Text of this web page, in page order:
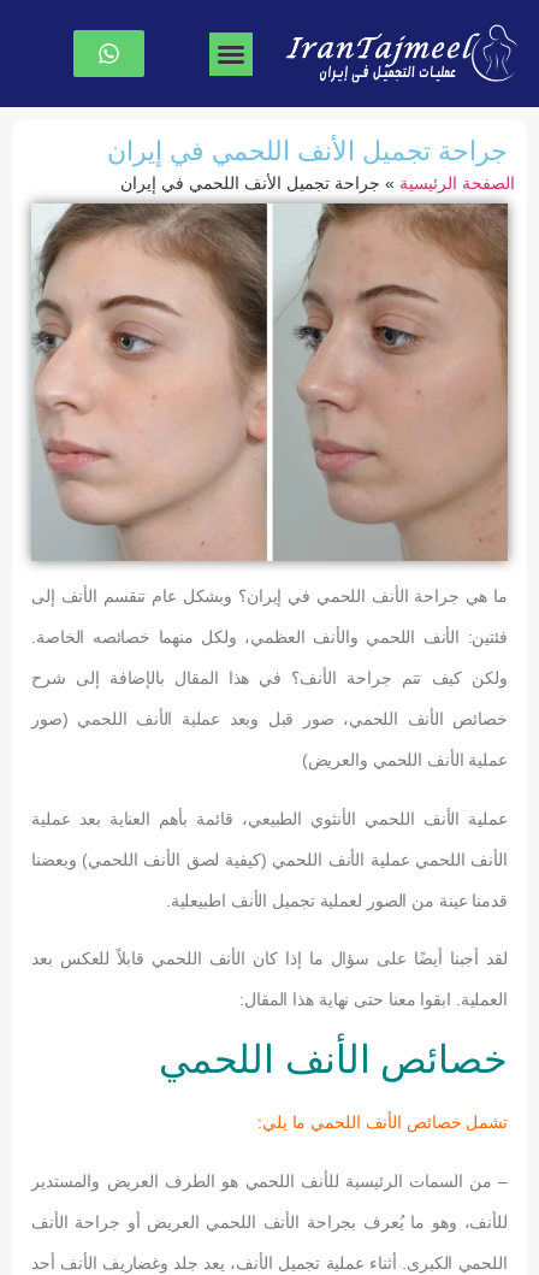
جراحة تجميل الأنف اللحمي في إيران
الصفحة الرئیسیة» جراحة تجميل الأنف اللحمي في إيران
ما هي جراحة الأنف اللحمي في إيران؟ وبشكل عام تنقسم الأنف إلى
فئتين: الأنف اللحمي والأنف العظمي، ولكل منهما خصائصه الخاصة.
ولكن كيف تتم جراحة الأنف؟ في هذا المقال بالإضافة إلى شرح
خصائص الأنف اللحمي، صور قبل وبعد عملية الأنف اللحمي (صور
عملية الأنف اللحمي والعريض)
عملية الأنف اللحمي الأنثوي الطبيعي، قائمة بأهم العناية بعد عملية
الأنف اللحمي عملية الأنف اللحمي (كيفية لصق الأنف اللحمي) وبعضنا
قدمنا عينة من الصور لعملية تجميل الأنف اطبيعلية.
لقد أجبنا أيضًا على سؤال ما إذا كان الأنف اللحمي قابلاً للعكس بعد
العملية. ابقوا معنا حتى نهاية هذا المقال:
خصائص الأنف اللحمي
تشمل خصائص الأنف اللحمي ما يلي:
– من السمات الرئيسية للأنف اللحمي هو الطرف العريض والمستدير
للأنف، وهو ما يُعرف بجراحة الأنف اللحمي العريض أو جراحة الأنف
اللحمي الكبرى. أثناء عملية تجميل الأنف، يعد جلد وغضاريف الأنف أحد